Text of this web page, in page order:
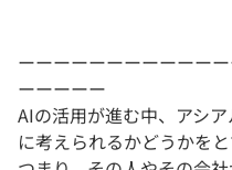
ーーーーーーーーーーー
ーーーーー
AIの活用が進む中、アシ
に考えられるかどうかを